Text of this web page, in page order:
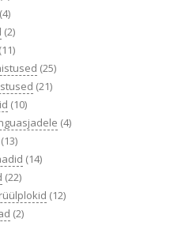
(4)
(2)
(11)
(25)
(21)
(10)
(4)
(13)
(14)
(22)
(12)
(2)